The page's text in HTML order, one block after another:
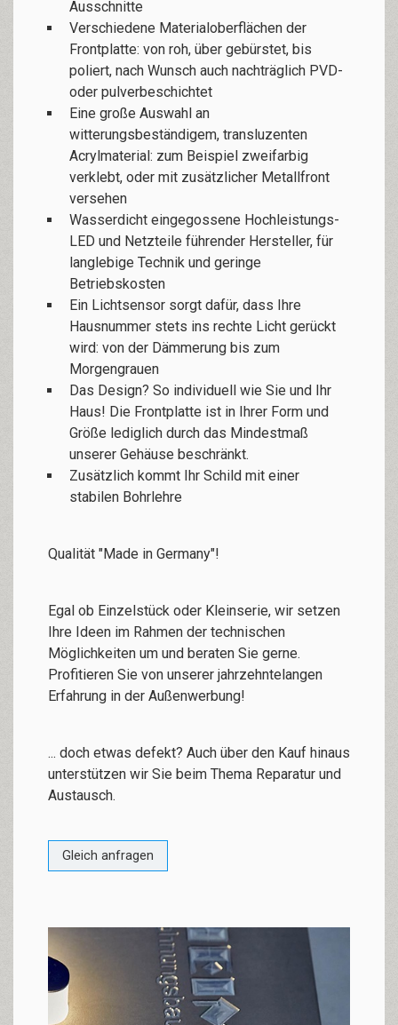
Ausschnitte
Verschiedene Materialoberflächen der
Frontplatte: von roh, über gebürstet, bis
poliert, nach Wunsch auch nachträglich PVD-
oder pulverbeschichtet
Eine große Auswahl an
witterungsbeständigem, transluzenten
Acrylmaterial: zum Beispiel zweifarbig
verklebt, oder mit zusätzlicher Metallfront
versehen
Wasserdicht eingegossene Hochleistungs-
LED und Netzteile führender Hersteller, für
langlebige Technik und geringe
Betriebskosten
Ein Lichtsensor sorgt dafür, dass Ihre
Hausnummer stets ins rechte Licht gerückt
wird: von der Dämmerung bis zum
Morgengrauen
Das Design? So individuell wie Sie und Ihr
Haus! Die Frontplatte ist in Ihrer Form und
Größe lediglich durch das Mindestmaß
unserer Gehäuse beschränkt.
Zusätzlich kommt Ihr Schild mit einer
stabilen Bohrlehre
​Qualität "Made in Germany"!
Egal ob Einzelstück oder Kleinserie, wir setzen
Ihre Ideen im Rahmen der technischen
Möglichkeiten um und beraten Sie gerne.
Profitieren Sie von unserer jahrzehntelangen
Erfahrung in der Außenwerbung!
... doch etwas defekt? Auch über den Kauf hinaus
unterstützen wir Sie beim Thema Reparatur und
Austausch.
Gleich anfragen